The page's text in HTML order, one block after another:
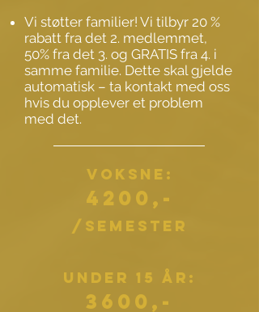
Vi støtter familier! Vi tilbyr 20 %
rabatt fra det 2. medlemmet,
50% fra det 3. og GRATIS fra 4. i
samme familie. Dette skal gjelde
automatisk – ta kontakt med oss ​​
hvis du opplever et problem
med det.
Voksne:
4200,-
/semester
under 15 år:
3600,-